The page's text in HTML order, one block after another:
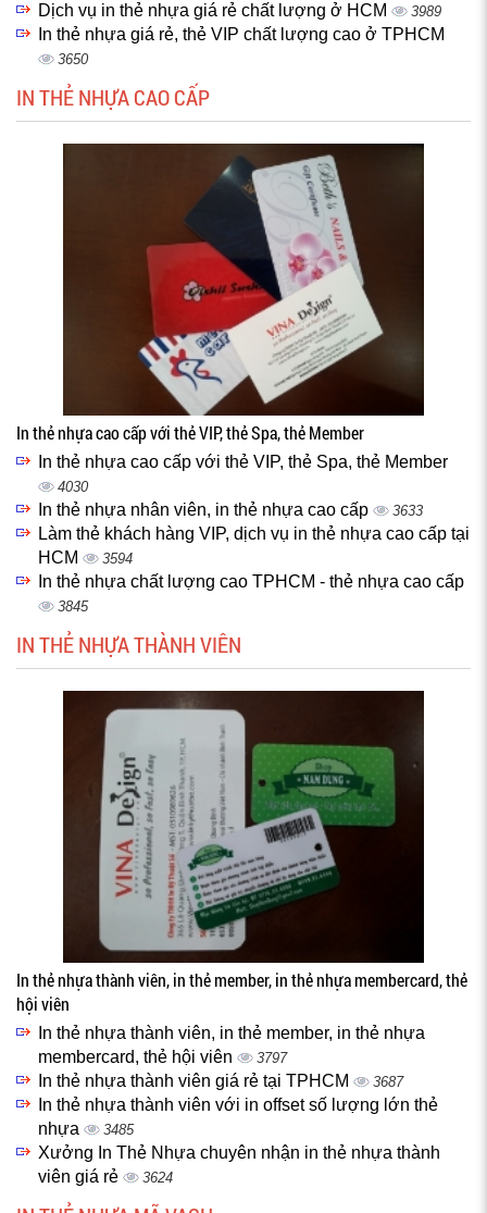
Dịch vụ in thẻ nhựa giá rẻ chất lượng ở HCM 3989
In thẻ nhựa giá rẻ, thẻ VIP chất lượng cao ở TPHCM
3650
IN THẺ NHỰA CAO CẤP
In thẻ nhựa cao cấp với thẻ VIP, thẻ Spa, thẻ Member
In thẻ nhựa cao cấp với thẻ VIP, thẻ Spa, thẻ Member
4030
In thẻ nhựa nhân viên, in thẻ nhựa cao cấp 3633
Làm thẻ khách hàng VIP, dịch vụ in thẻ nhựa cao cấp tại
HCM
3594
In thẻ nhựa chất lượng cao TPHCM - thẻ nhựa cao cấp
3845
IN THẺ NHỰA THÀNH VIÊN
In thẻ nhựa thành viên, in thẻ member, in thẻ nhựa membercard, thẻ
hội viên
In thẻ nhựa thành viên, in thẻ member, in thẻ nhựa
membercard, thẻ hội viên
3797
In thẻ nhựa thành viên giá rẻ tại TPHCM 3687
In thẻ nhựa thành viên với in offset số lượng lớn thẻ
nhựa
3485
Xưởng In Thẻ Nhựa chuyên nhận in thẻ nhựa thành
viên giá rẻ
3624